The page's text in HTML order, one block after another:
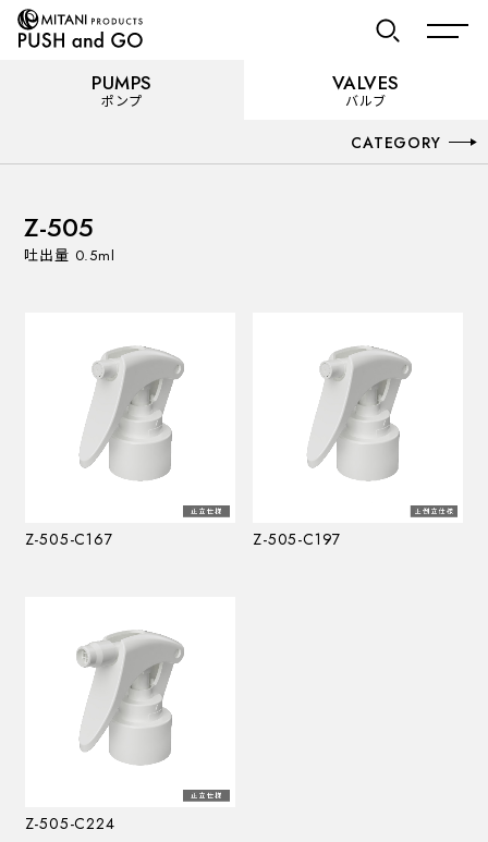
使用用途から選ぶ
VALVES バルブ
Recommended Specifications
推奨スペック
お気に入り
PUMPS
ポンプ
VALVES
バルブ
CATEGORY
Z-505
吐出量 0.5ml
Z-505-C167 Z-505-C197
Z-505-C224